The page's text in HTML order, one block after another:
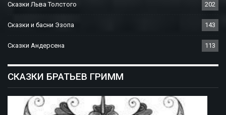
Сказки Льва Толстого 202
Сказки и басни Эзопа 143
Сказки Андерсена 113
СКАЗКИ БРАТЬЕВ ГРИММ